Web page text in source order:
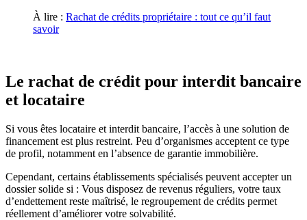
À lire : Rachat de crédits propriétaire : tout ce qu’il faut
savoir
Le rachat de crédit pour interdit bancaire
et locataire
Si vous êtes locataire et interdit bancaire, l’accès à une solution de
financement est plus restreint. Peu d’organismes acceptent ce type
de profil, notamment en l’absence de garantie immobilière.
Cependant, certains établissements spécialisés peuvent accepter un
dossier solide si : Vous disposez de revenus réguliers, votre taux
d’endettement reste maîtrisé, le regroupement de crédits permet
réellement d’améliorer votre solvabilité.​